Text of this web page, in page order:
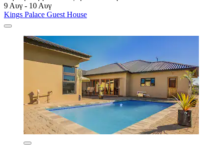
9 Αυγ - 10 Αυγ
Kings Palace Guest House